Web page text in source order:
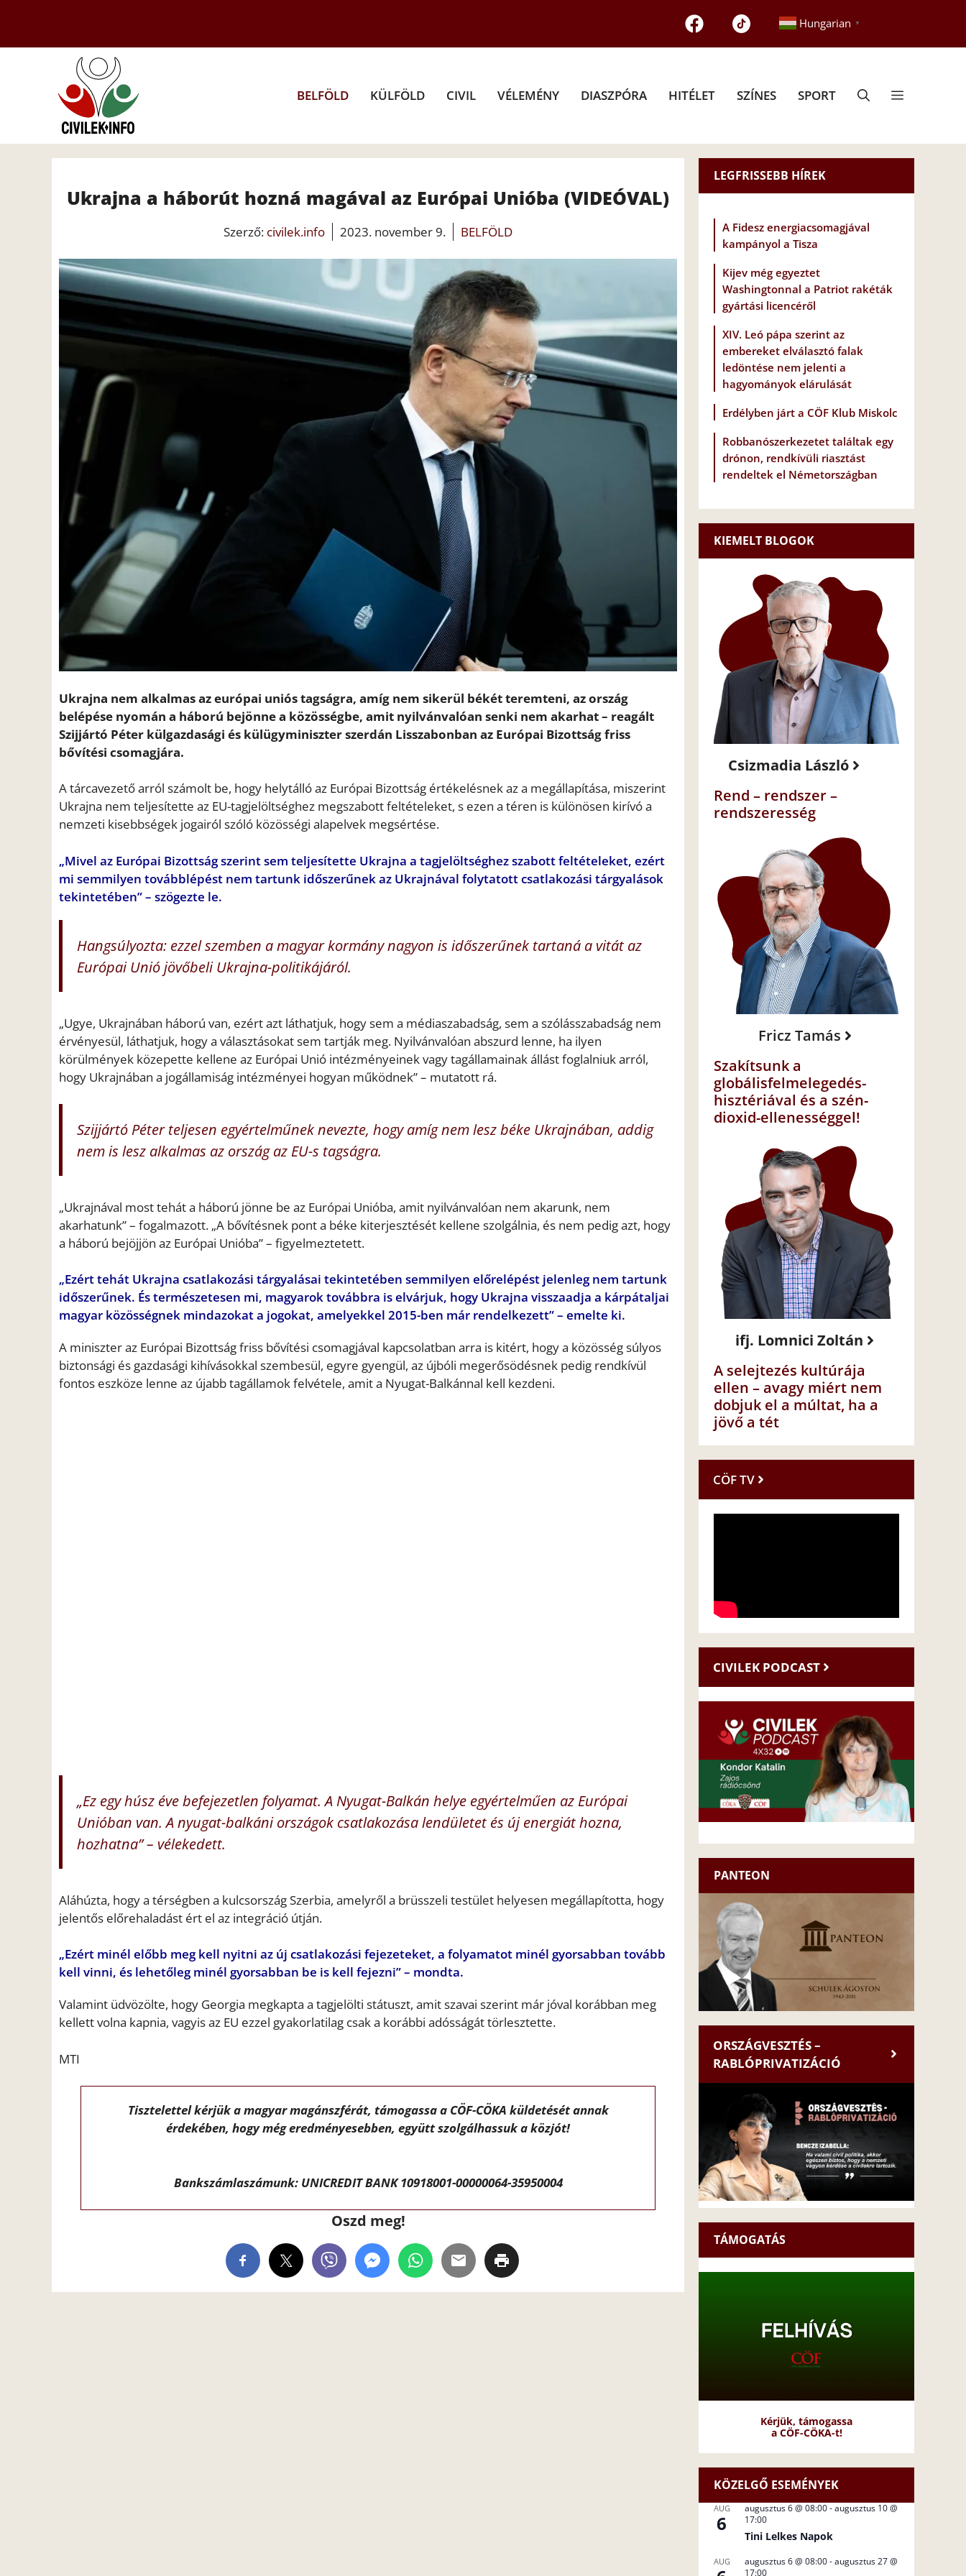
tartalomba
Hungarian ▼
BELFÖLD KÜLFÖLD CIVIL VÉLEMÉNY DIASZPÓRA HITÉLET SZÍNES SPORT
Ukrajna a háborút hozná magával az Európai Unióba (VIDEÓVAL)
Szerző: civilek.info 2023. november 9. BELFÖLD
Ukrajna nem alkalmas az európai uniós tagságra, amíg nem sikerül békét teremteni, az ország
belépése nyomán a háború bejönne a közösségbe, amit nyilvánvalóan senki nem akarhat – reagált
Szijjártó Péter külgazdasági és külügyminiszter szerdán Lisszabonban az Európai Bizottság friss
bővítési csomagjára.
A tárcavezető arról számolt be, hogy helytálló az Európai Bizottság értékelésnek az a megállapítása, miszerint
Ukrajna nem teljesítette az EU-tagjelöltséghez megszabott feltételeket, s ezen a téren is különösen kirívó a
nemzeti kisebbségek jogairól szóló közösségi alapelvek megsértése.
„Mivel az Európai Bizottság szerint sem teljesítette Ukrajna a tagjelöltséghez szabott feltételeket, ezért
mi semmilyen továbblépést nem tartunk időszerűnek az Ukrajnával folytatott csatlakozási tárgyalások
tekintetében” – szögezte le.
Hangsúlyozta: ezzel szemben a magyar kormány nagyon is időszerűnek tartaná a vitát az
Európai Unió jövőbeli Ukrajna-politikájáról.
„Ugye, Ukrajnában háború van, ezért azt láthatjuk, hogy sem a médiaszabadság, sem a szólásszabadság nem
érvényesül, láthatjuk, hogy a választásokat sem tartják meg. Nyilvánvalóan abszurd lenne, ha ilyen
körülmények közepette kellene az Európai Unió intézményeinek vagy tagállamainak állást foglalniuk arról,
hogy Ukrajnában a jogállamiság intézményei hogyan működnek” – mutatott rá.
Szijjártó Péter teljesen egyértelműnek nevezte, hogy amíg nem lesz béke Ukrajnában, addig
nem is lesz alkalmas az ország az EU-s tagságra.
„Ukrajnával most tehát a háború jönne be az Európai Unióba, amit nyilvánvalóan nem akarunk, nem
akarhatunk” – fogalmazott. „A bővítésnek pont a béke kiterjesztését kellene szolgálnia, és nem pedig azt, hogy
a háború bejöjjön az Európai Unióba” – figyelmeztetett.
„Ezért tehát Ukrajna csatlakozási tárgyalásai tekintetében semmilyen előrelépést jelenleg nem tartunk
időszerűnek. És természetesen mi, magyarok továbbra is elvárjuk, hogy Ukrajna visszaadja a kárpátaljai
magyar közösségnek mindazokat a jogokat, amelyekkel 2015-ben már rendelkezett” – emelte ki.
A miniszter az Európai Bizottság friss bővítési csomagjával kapcsolatban arra is kitért, hogy a közösség súlyos
biztonsági és gazdasági kihívásokkal szembesül, egyre gyengül, az újbóli megerősödésnek pedig rendkívül
fontos eszköze lenne az újabb tagállamok felvétele, amit a Nyugat-Balkánnal kell kezdeni.
„Ez egy húsz éve befejezetlen folyamat. A Nyugat-Balkán helye egyértelműen az Európai
Unióban van. A nyugat-balkáni országok csatlakozása lendületet és új energiát hozna,
hozhatna” – vélekedett.
Aláhúzta, hogy a térségben a kulcsország Szerbia, amelyről a brüsszeli testület helyesen megállapította, hogy
jelentős előrehaladást ért el az integráció útján.
„Ezért minél előbb meg kell nyitni az új csatlakozási fejezeteket, a folyamatot minél gyorsabban tovább
kell vinni, és lehetőleg minél gyorsabban be is kell fejezni” – mondta.
Valamint üdvözölte, hogy Georgia megkapta a tagjelölti státuszt, amit szavai szerint már jóval korábban meg
kellett volna kapnia, vagyis az EU ezzel gyakorlatilag csak a korábbi adósságát törlesztette.
MTI
Tisztelettel kérjük a magyar magánszférát, támogassa a CÖF-CÖKA küldetését annak
érdekében, hogy még eredményesebben, együtt szolgálhassuk a közjót!
Bankszámlaszámunk: UNICREDIT BANK 10918001-00000064-35950004
Oszd meg!
LEGFRISSEBB HÍREK
A Fidesz energiacsomagjával
kampányol a Tisza
Kijev még egyeztet
Washingtonnal a Patriot rakéták
gyártási licencéről
XIV. Leó pápa szerint az
embereket elválasztó falak
ledöntése nem jelenti a
hagyományok elárulását
Erdélyben járt a CÖF Klub Miskolc
Robbanószerkezetet találtak egy
drónon, rendkívüli riasztást
rendeltek el Németországban
KIEMELT BLOGOK
Csizmadia László
Rend – rendszer –
rendszeresség
Fricz Tamás
Szakítsunk a
globálisfelmelegedés-
hisztériával és a szén-
dioxid-ellenességgel!
ifj. Lomnici Zoltán
A selejtezés kultúrája
ellen – avagy miért nem
dobjuk el a múltat, ha a
jövő a tét
CÖF TV
CIVILEK PODCAST
PANTEON
ORSZÁGVESZTÉS –
RABLÓPRIVATIZÁCIÓ
TÁMOGATÁS
Kérjük, támogassa
a CÖF-CÖKA-t!
KÖZELGŐ ESEMÉNYEK
AUG
6
augusztus 6 @ 08:00-augusztus 10 @
17:00
Tini Lelkes Napok
AUG augusztus 6 @ 08:00-augusztus 27 @
17:00